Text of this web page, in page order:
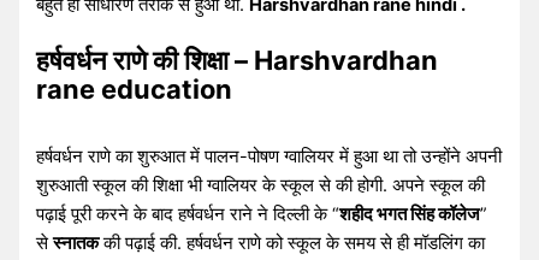
बहुत ही साधारण तरीके से हुआ था. Harshvardhan rane hindi .
हर्षवर्धन राणे की शिक्षा – Harshvardhan
rane education
हर्षवर्धन राणे का शुरुआत में पालन-पोषण ग्वालियर में हुआ था तो उन्होंने अपनी
शुरुआती स्कूल की शिक्षा भी ग्वालियर के स्कूल से की होगी. अपने स्कूल की
पढ़ाई पूरी करने के बाद हर्षवर्धन राने ने दिल्ली के “शहीद भगत सिंह कॉलेज”
सेस्नातककी पढ़ाई की. हर्षवर्धन राणे को स्कूल के समय से ही मॉडलिंग का